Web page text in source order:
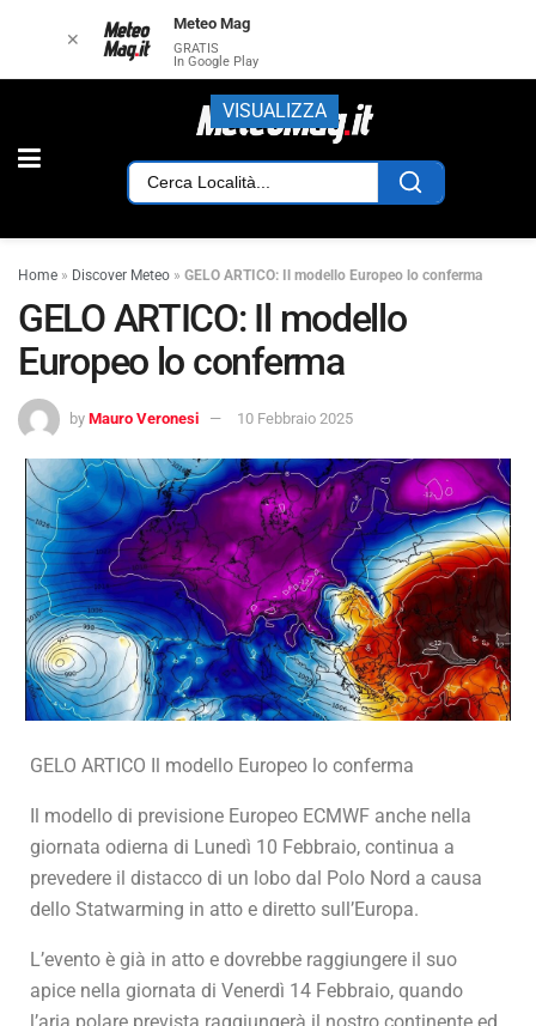
Home » Discover Meteo » GELO ARTICO: Il modello Europeo lo conferma
GELO ARTICO: Il modello
Europeo lo conferma
by Mauro Veronesi 10 Febbraio 2025
GELO ARTICO Il modello Europeo lo conferma
Il modello di previsione Europeo ECMWF anche nella
giornata odierna di Lunedì 10 Febbraio, continua a
prevedere il distacco di un lobo dal Polo Nord a causa
dello Statwarming in atto e diretto sull’Europa.
L’evento è già in atto e dovrebbe raggiungere il suo
apice nella giornata di Venerdì 14 Febbraio, quando
✕
Meteo Mag
GRATIS
In Google Play
VISUALIZZA